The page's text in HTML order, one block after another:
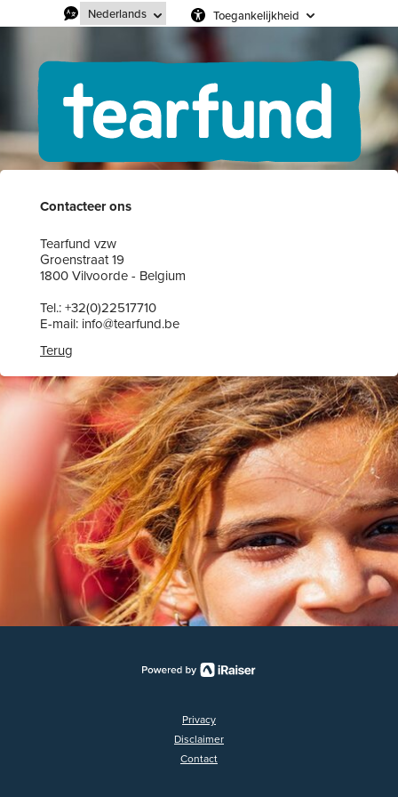
Toegankelijkheid
Contacteer ons
Tearfund vzw
Groenstraat 19
1800 Vilvoorde - Belgium
Tel.: +32(0)22517710
E-mail: info@tearfund.be
Terug
Privacy
Disclaimer
Contact